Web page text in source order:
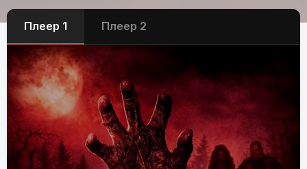
Плеер 1 Плеер 2